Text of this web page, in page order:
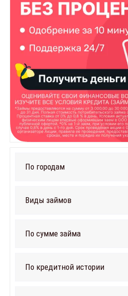
По городам
Виды займов
По сумме займа
По кредитной истории